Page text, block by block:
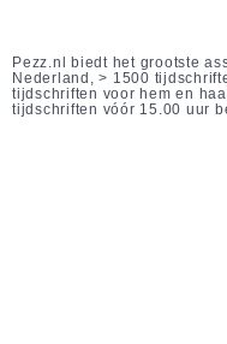
Pezz.nl biedt het grootste
Nederland, > 1500
tijdschriften voor hem en
tijdschriften vóór 15.00 uur